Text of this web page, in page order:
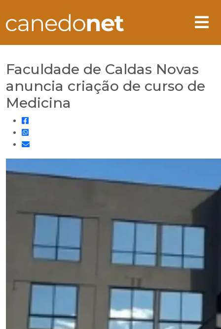
Faculdade de Caldas Novas
anuncia criação de curso de
Medicina